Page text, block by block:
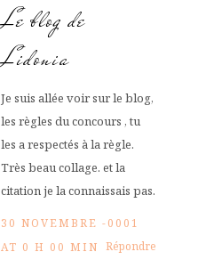
Le blog de
Lidonia
Je suis allée voir sur le blog,
les règles du concours , tu
les a respectés à la règle.
Très beau collage. et la
citation je la connaissais pas.
30 NOVEMBRE -0001
AT 0 H 00 MIN Répondre